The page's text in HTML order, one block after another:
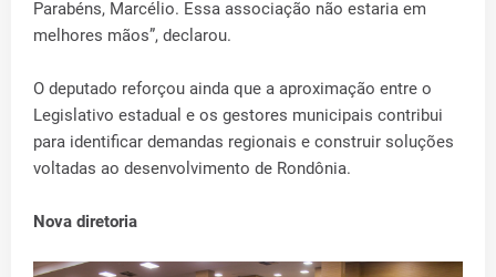
Parabéns, Marcélio. Essa associação não estaria em
melhores mãos”, declarou.
O deputado reforçou ainda que a aproximação entre o
Legislativo estadual e os gestores municipais contribui
para identificar demandas regionais e construir soluções
voltadas ao desenvolvimento de Rondônia.
Nova diretoria